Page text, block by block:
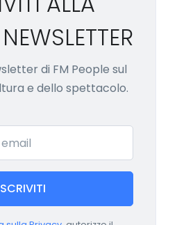
di FM People sul
e dello spettacolo.